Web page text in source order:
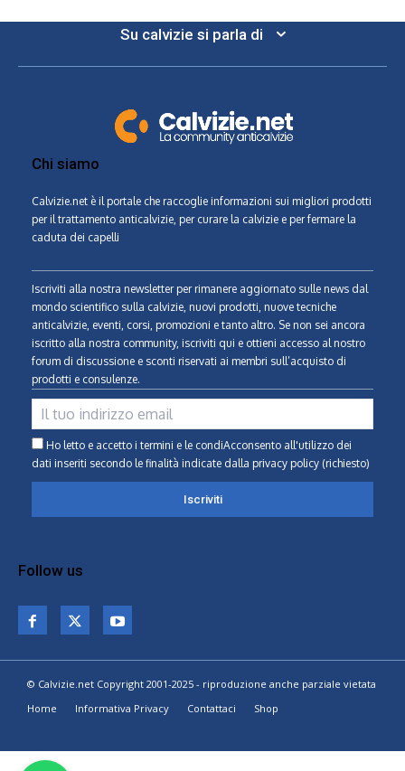
Su calvizie si parla di
Chi siamo
Calvizie.net è il portale che raccoglie informazioni sui migliori prodotti
per il trattamento anticalvizie, per curare la calvizie e per fermare la
caduta dei capelli
Iscriviti alla nostra newsletter per rimanere aggiornato sulle news dal
mondo scientifico sulla calvizie, nuovi prodotti, nuove tecniche
anticalvizie, eventi, corsi, promozioni e tanto altro. Se non sei ancora
iscritto alla nostra community, iscriviti qui e ottieni accesso al nostro
forum di discussione e sconti riservati ai membri sull’acquisto di
prodotti e consulenze.
Ho letto e accetto i termini e le condiAcconsento all'utilizzo dei
dati inseriti secondo le finalità indicate dalla privacy policy (richiesto)
Follow us
© Calvizie.net Copyright 2001-2025 - riproduzione anche parziale vietata
Home
Informativa Privacy Contattaci Shop